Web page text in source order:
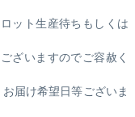
ット生産待ちもしくは
ざいますのでご容赦く
届け希望日等ございま